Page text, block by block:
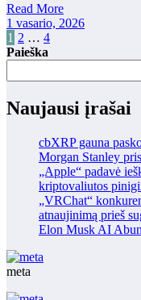
Read More
1 vasario, 2026
Įrašų
puslapiavimas
1 2 … 4
Paieška
Naujausi įrašai
cbXRP gauna
Morgan Stanley
„Apple“ padavė
kriptovaliutos
„VRChat“
atnaujinimą prieš
Elon Musk AI
meta